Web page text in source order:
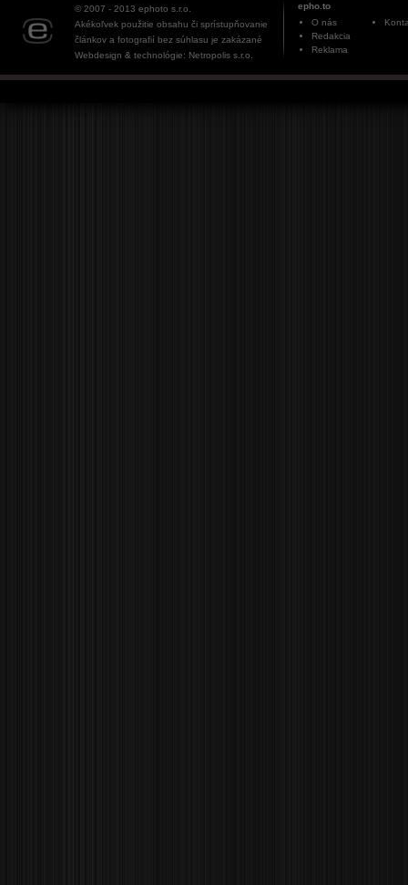
© 2007 - 2013 ephoto s.r.o.
Akékoľvek použitie obsahu či sprístupňovanie
článkov a fotografií bez súhlasu je zakázané
Webdesign & technológie: Netropolis s.r.o.
epho.to
O nás
Redakcia
Reklama